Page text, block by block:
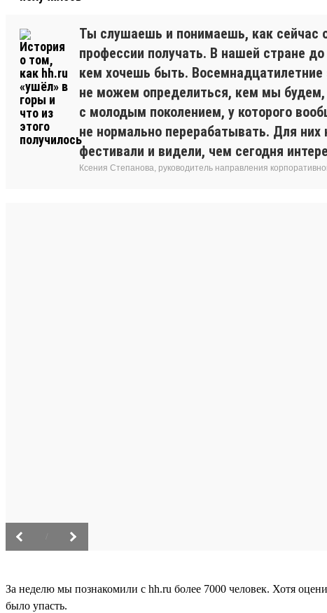
Ты слушаешь и понимаешь, как сейчас
профессии получать. В нашей стране
кем хочешь быть.
не можем определиться, кем мы
с молодым поколением, у которого
не нормально перерабатывать. Для
фестивали и видели, чем сегодня
Ксения Степанова, руководитель направления
За неделю мы познакомили с hh.ru более 7000 человек. Хотя
было упасть.